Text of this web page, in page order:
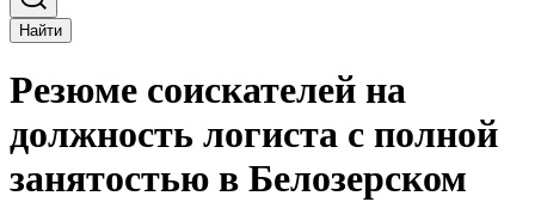
Найти
Резюме соискателей на
должность логиста с полной
занятостью в Белозерском